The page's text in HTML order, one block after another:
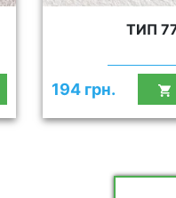
ТИП
194 грн.